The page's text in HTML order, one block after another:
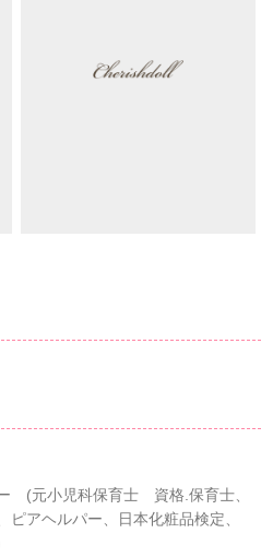
(元小児科保育士 資格.保育士、
アヘルパー、日本化粧品検定、